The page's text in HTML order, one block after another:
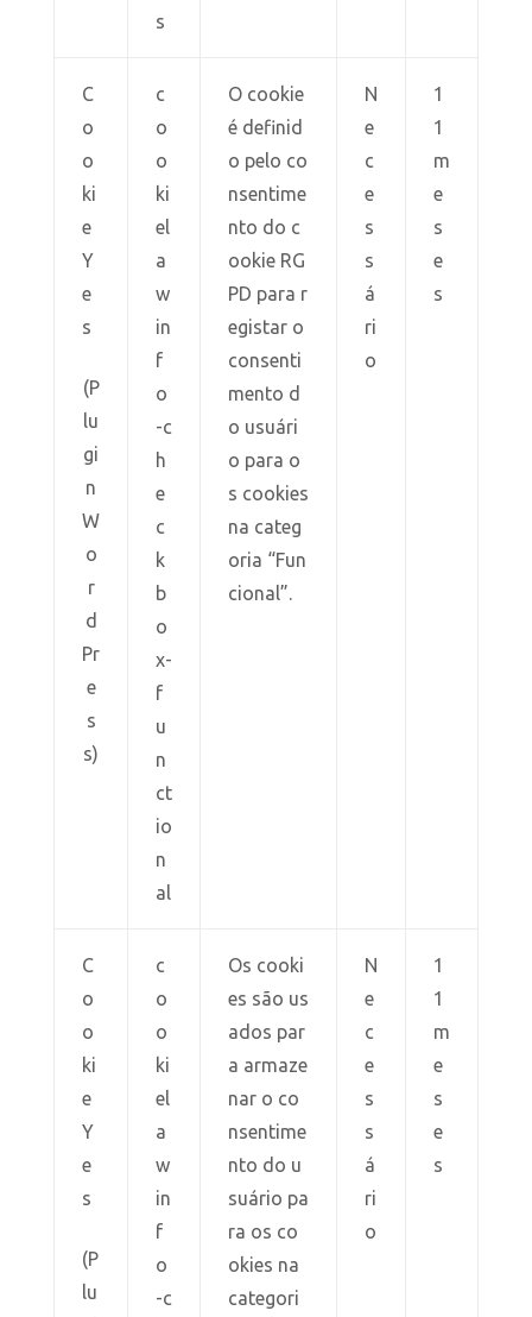
s
C
o
o
ki
e
Y
e
s
(P
lu
gi
n
W
o
r
d
Pr
e
s
s)
c
o
o
ki
el
a
w
in
f
o
-c
h
e
c
k
b
o
x-
f
u
n
ct
io
n
al
O cookie
é definid
o pelo co
nsentime
nto do c
ookie RG
PD para r
egistar o
consenti
mento d
o usuári
o para o
s cookies
na categ
oria “Fun
cional”.
N
e
c
e
s
s
á
ri
o
1
1
m
e
s
e
s
C
o
o
ki
e
Y
e
s
(P
lu
c
o
o
ki
el
a
w
in
f
o
-c
Os cooki
es são us
ados par
a armaze
nar o co
nsentime
nto do u
suário pa
ra os co
okies na
categori
N
e
c
e
s
s
á
ri
o
1
1
m
e
s
e
s